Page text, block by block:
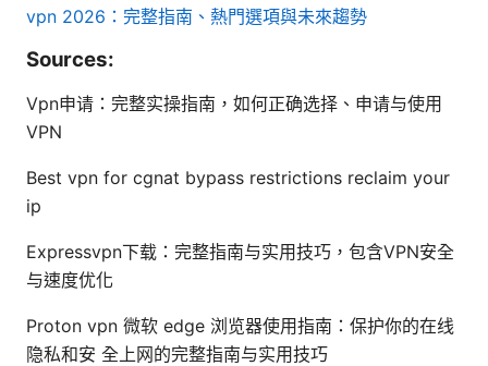
vpn 2026：完整指南、熱門選項與未來趨勢
Sources:
Vpn申请：完整实操指南，如何正确选择、申请与使用
VPN
Best vpn for cgnat bypass restrictions reclaim your
ip
Expressvpn下载：完整指南与实用技巧，包含VPN安全
与速度优化
Proton vpn 微软 edge 浏览器使用指南：保护你的在线
隐私和安 全上网的完整指南与实用技巧